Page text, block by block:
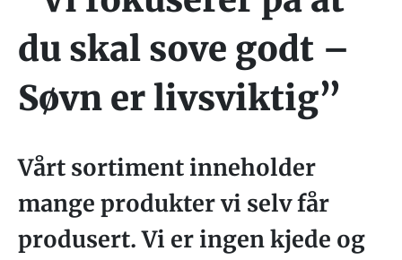
du skal sove godt –
Søvn er livsviktig”
Vårt sortiment inneholder
mange produkter vi selv får
produsert. Vi er ingen kjede og